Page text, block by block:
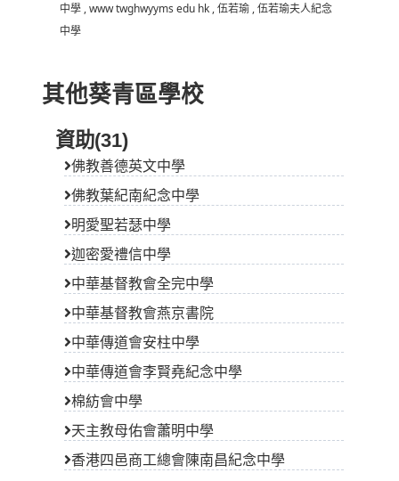
中學 ,www twghwyyms edu hk ,伍若瑜 ,伍若瑜夫人紀念
中學
其他葵青區學校
資助(31)
佛教善德英文中學
佛教葉紀南紀念中學
明愛聖若瑟中學
迦密愛禮信中學
中華基督教會全完中學
中華基督教會燕京書院
中華傳道會安柱中學
中華傳道會李賢堯紀念中學
棉紡會中學
天主教母佑會蕭明中學
香港四邑商工總會陳南昌紀念中學